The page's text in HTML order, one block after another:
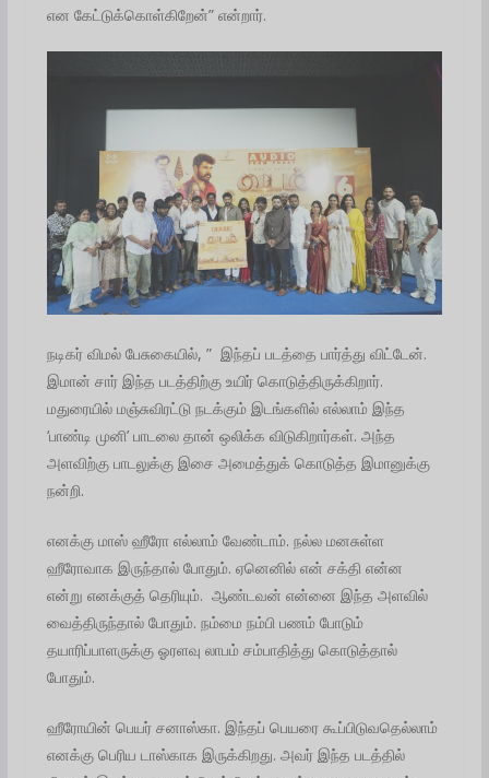
என கேட்டுக்கொள்கிறேன்” என்றார்.
நடிகர் விமல் பேசுகையில், ” இந்தப் படத்தை பார்த்து விட்டேன்.
இமான் சார் இந்த படத்திற்கு உயிர் கொடுத்திருக்கிறார்.‌
மதுரையில் மஞ்சுவிரட்டு நடக்கும் இடங்களில் எல்லாம் இந்த
‘பாண்டி முனி’ பாடலை தான் ஒலிக்க விடுகிறார்கள். அந்த
அளவிற்கு பாடலுக்கு இசை அமைத்துக் கொடுத்த இமானுக்கு
நன்றி.
எனக்கு மாஸ் ஹீரோ எல்லாம் வேண்டாம். நல்ல மனசுள்ள
ஹீரோவாக இருந்தால் போதும். ஏனெனில் என் சக்தி என்ன
என்று எனக்குத் தெரியும். ஆண்டவன் என்னை இந்த அளவில்
வைத்திருந்தால் போதும். நம்மை நம்பி பணம் போடும்
தயாரிப்பாளருக்கு ஓரளவு லாபம் சம்பாதித்து கொடுத்தால்
போதும்.
ஹீரோயின் பெயர் சனாஸ்கா. இந்தப் பெயரை கூப்பிடுவதெல்லாம்
எனக்கு பெரிய டாஸ்காக இருக்கிறது. அவர் இந்த படத்தில்